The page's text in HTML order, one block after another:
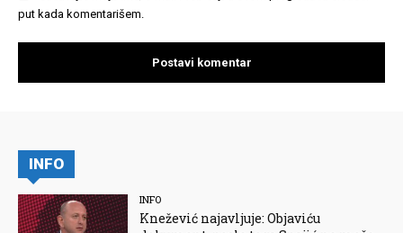
put kada komentarišem.
INFO
INFO
Knežević najavljuje: Objaviću